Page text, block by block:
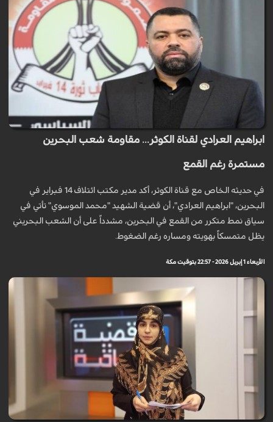
ابراهيم العرادي لقناة الكوثر... مقاومة شعب البحرين
مستمرة رغم القمع
في حديثه الخاص مع قناة الکوثر، أكد مدير مكتب ائتلاف 14 فبراير في
البحرين، "ابراهیم العرادي"، أن قضية الشهيد "محمد الموسوي" تأتي في
سياق نمط متكرر من القمع في البحرين، مشدداً على أن الشعب البحريني
يظل متمسكاً بهويته ومساره رغم الضغوط.
الأربعاء 1 إبريل 2026 - 22:57 بتوقيت مكة